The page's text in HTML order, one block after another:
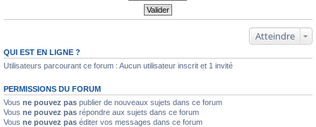
Atteindre
QUI EST EN LIGNE ?
Utilisateurs parcourant ce forum : Aucun utilisateur inscrit et 1 invité
PERMISSIONS DU FORUM
Vous ne pouvez pas publier de nouveaux sujets dans ce forum
Vous ne pouvez pas répondre aux sujets dans ce forum
Vous ne pouvez pas éditer vos messages dans ce forum